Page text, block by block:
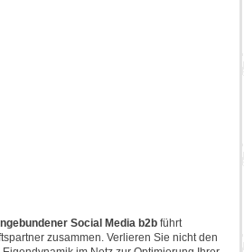
Social Media b2b führt
zusammen. Verlieren Sie nicht den